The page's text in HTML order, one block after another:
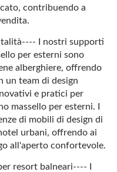
contribuendo a
I nostri supporti
per esterni sono
alberghiere, offrendo
un team di design
e pratici per
massello per esterni. I
di mobili di design di
urbani, offrendo ai
all'aperto confortevole.
resort balneari---- I